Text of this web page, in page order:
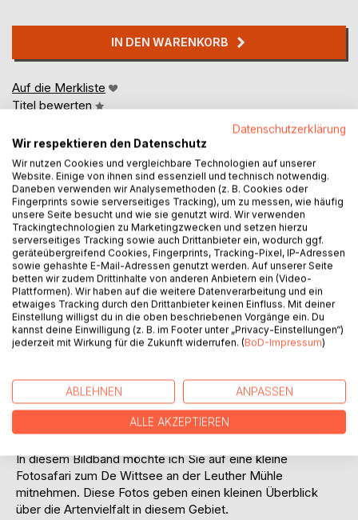
IN DEN WARENKORB
Auf die Merkliste
Titel bewerten
BESCHREIBUNG
Wo kann ich Vögel beobachten oder fotografieren?
Diese Frage haben Sie sich sicherlich auch schon gestellt.
Ein Freund oder Bekannter gibt einen Tipp, manchmal ist
der super, manchmal entspricht er nicht den eigenen
Wie Sie wissen ist die Artenvielfalt von der Jahreszeit
abhängig. Im Frühjahr und im Herbst rasten zahlreiche
Vogelarten in Nordrhein-Westfalen.
In diesem Bildband möchte ich Sie auf eine kleine
Fotosafari zum De Wittsee an der Leuther Mühle
mitnehmen. Diese Fotos geben einen kleinen Überblick
über die Artenvielfalt in diesem Gebiet.
Datenschutzerklärung
Wir respektieren den Datenschutz
Wir nutzen Cookies und vergleichbare Technologien auf unserer
Website. Einige von ihnen sind essenziell und technisch notwendig.
Daneben verwenden wir Analysemethoden (z. B. Cookies oder
Fingerprints sowie serverseitiges Tracking), um zu messen, wie häufig
unsere Seite besucht und wie sie genutzt wird. Wir verwenden
Trackingtechnologien zu Marketingzwecken und setzen hierzu
serverseitiges Tracking sowie auch Drittanbieter ein, wodurch ggf.
geräteübergreifend Cookies, Fingerprints, Tracking-Pixel, IP-Adressen
sowie gehashte E-Mail-Adressen genutzt werden. Auf unserer Seite
betten wir zudem Drittinhalte von anderen Anbietern ein (Video-
Plattformen). Wir haben auf die weitere Datenverarbeitung und ein
etwaiges Tracking durch den Drittanbieter keinen Einfluss. Mit deiner
Einstellung willigst du in die oben beschriebenen Vorgänge ein. Du
kannst deine Einwilligung (z. B. im Footer unter „Privacy-Einstellungen“)
jederzeit mit Wirkung für die Zukunft widerrufen. (BoD-Impressum)
ABLEHNEN ANPASSEN
ALLE AKZEPTIEREN